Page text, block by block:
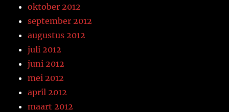
oktober 2012
september 2012
augustus 2012
juli 2012
juni 2012
mei 2012
april 2012
maart 2012